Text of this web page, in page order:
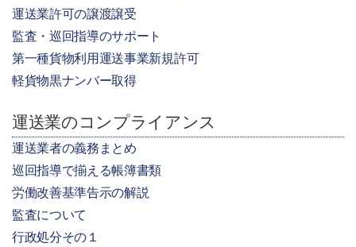
運送業許可の譲渡譲受
監査・巡回指導のサポート
第一種貨物利用運送事業新規許可
軽貨物黒ナンバー取得
運送業のコンプライアンス
運送業者の義務まとめ
巡回指導で揃える帳簿書類
労働改善基準告示の解説
監査について
行政処分その１